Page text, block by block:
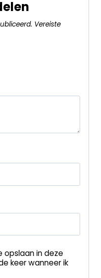
Vereiste
opslaan in deze
keer wanneer ik